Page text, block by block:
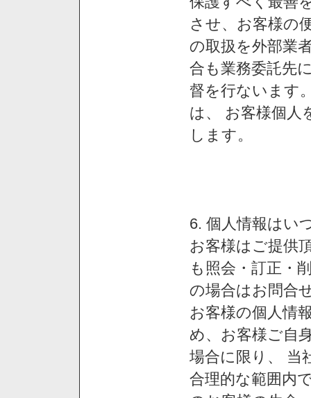
させ、お客様の
の取扱を外部業
合も業務委託先
督を行ないます
は、 お客様個人
します。
6. 個人情報はい
お客様はご提供
も照会・訂正・
の場合はお問合
お客様の個人情
め、お客様ご自
場合に限り、 当
合理的な範囲内